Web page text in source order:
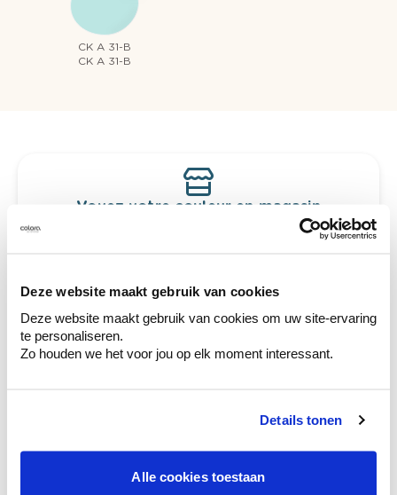
Deze website maakt gebruik van cookies
Deze website maakt gebruik van cookies om uw site-ervaring
te personaliseren.
Zo houden we het voor jou op elk moment interessant.
Details tonen
Alle cookies toestaan
CK A 31-B
CK A 31-B
Voyez votre couleur en magasin
Découvrez des échantillons de votre
votre couleur.
Obtenez des conseils personnalisés sur la
combinaison de couleurs.
Conseil couleur à domicile
en couleur.